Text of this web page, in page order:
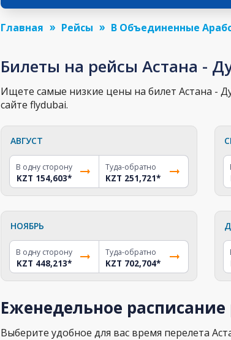
Главная Рейсы В Объединенные
Билеты на рейсы Астана -
Ищете самые низкие цены на билет Астана -
сайте flydubai.
АВГУСТ
В одну сторону
KZT 154,603*
Туда-обратно
KZT 251,721*
НОЯБРЬ
В одну сторону
KZT 448,213*
Туда-обратно
KZT 702,704*
Еженедельное
Выберите удобное для вас время перелета